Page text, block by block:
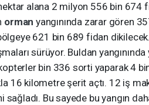
alana 2 milyon 556 bin
orman yangınında zarar gören
621 bin 689 fidan
sürüyor. Buldan
bin 336 sorti yaparak 4
16 kilometre şerit açtı. 12 iş
sağladı. Bu sayede bu yangın